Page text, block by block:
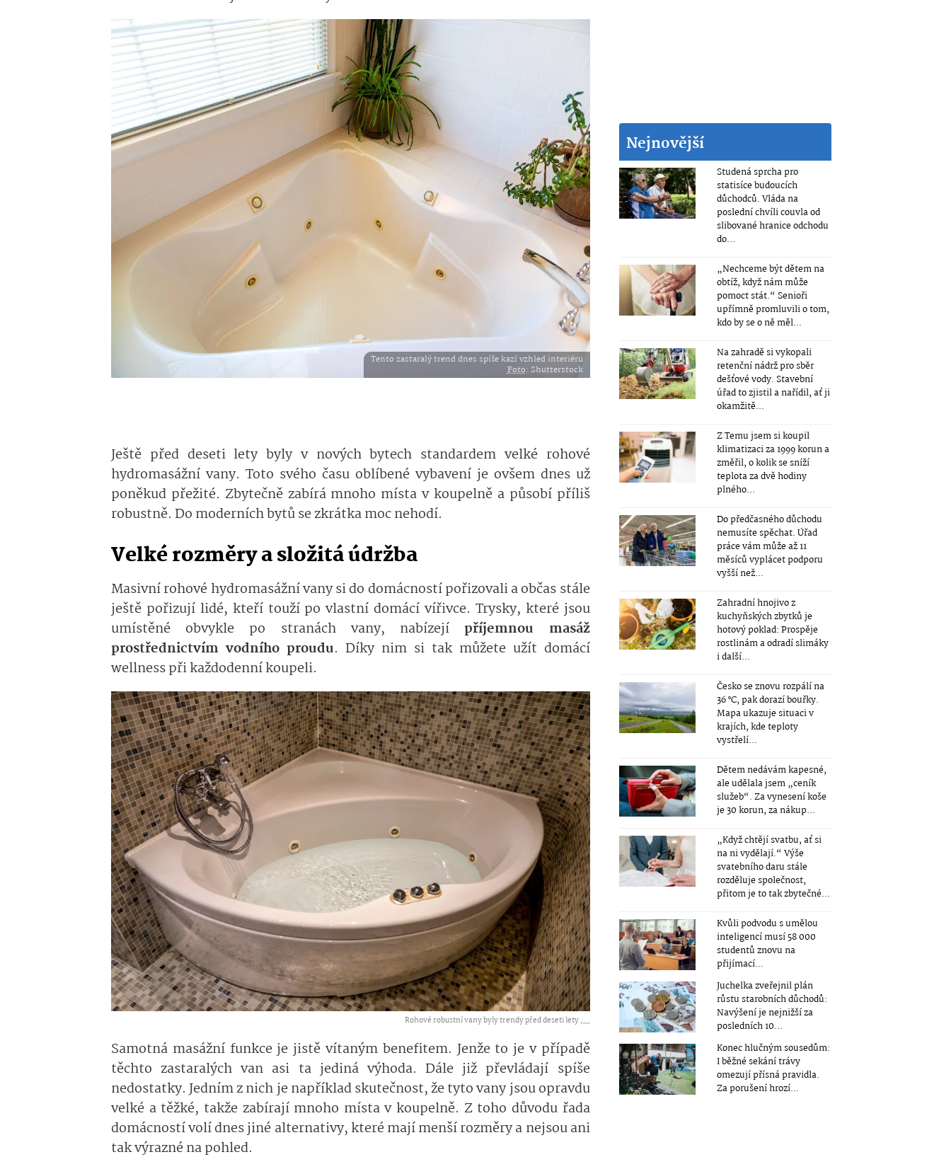
Tento zastaralý trend dnes spíše kazí vzhled interiéru
Foto: Shutterstock
Ještě před deseti lety byly v nových bytech standardem velké rohové
hydromasážní vany. Toto svého času oblíbené vybavení je ovšem dnes už
poněkud přežité. Zbytečně zabírá mnoho místa v koupelně a působí příliš
robustně. Do moderních bytů se zkrátka moc nehodí.
Velké rozměry a složitá údržba
Masivní rohové hydromasážní vany si do domácností pořizovali a občas stále
ještě pořizují lidé, kteří touží po vlastní domácí vířivce. Trysky, které jsou
umístěné obvykle po stranách vany, nabízejípříjemnou masáž
prostřednictvím vodního proudu. Díky nim si tak můžete užít domácí
wellness při každodenní koupeli.
Rohové robustní vany byly trendy před deseti lety ,...
Samotná masážní funkce je jistě vítaným benefitem. Jenže to je v případě
těchto zastaralých van asi ta jediná výhoda. Dále již převládají spíše
nedostatky. Jedním z nich je například skutečnost, že tyto vany jsou opravdu
velké a těžké, takže zabírají mnoho místa v koupelně. Z toho důvodu řada
domácností volí dnes jiné alternativy, které mají menší rozměry a nejsou ani
tak výrazné na pohled.
Nejnovější
Studená sprcha pro
statisíce budoucích
důchodců. Vláda na
poslední chvíli couvla od
slibované hranice odchodu
do...
„Nechceme být dětem na
obtíž, když nám může
pomoct stát.“ Senioři
upřímně promluvili o tom,
kdo by se o ně měl...
Na zahradě si vykopali
retenční nádrž pro sběr
dešťové vody. Stavební
úřad to zjistil a nařídil, ať ji
okamžitě...
Z Temu jsem si koupil
klimatizaci za 1999 korun a
změřil, o kolik se sníží
teplota za dvě hodiny
plného...
Do předčasného důchodu
nemusíte spěchat. Úřad
práce vám může až 11
měsíců vyplácet podporu
vyšší než...
Zahradní hnojivo z
kuchyňských zbytků je
hotový poklad: Prospěje
rostlinám a odradí slimáky
i další...
Česko se znovu rozpálí na
36 °C, pak dorazí bouřky.
Mapa ukazuje situaci v
krajích, kde teploty
vystřelí...
Dětem nedávám kapesné,
ale udělala jsem „ceník
služeb“. Za vynesení koše
je 30 korun, za nákup...
„Když chtějí svatbu, ať si
na ni vydělají.“ Výše
svatebního daru stále
rozděluje společnost,
přitom je to tak zbytečné...
Kvůli podvodu s umělou
inteligencí musí 58 000
studentů znovu na
přijímací...
Juchelka zveřejnil plán
růstu starobních důchodů:
Navýšení je nejnižší za
posledních 10...
Konec hlučným sousedům:
I běžné sekání trávy
omezují přísná pravidla.
Za porušení hrozí...